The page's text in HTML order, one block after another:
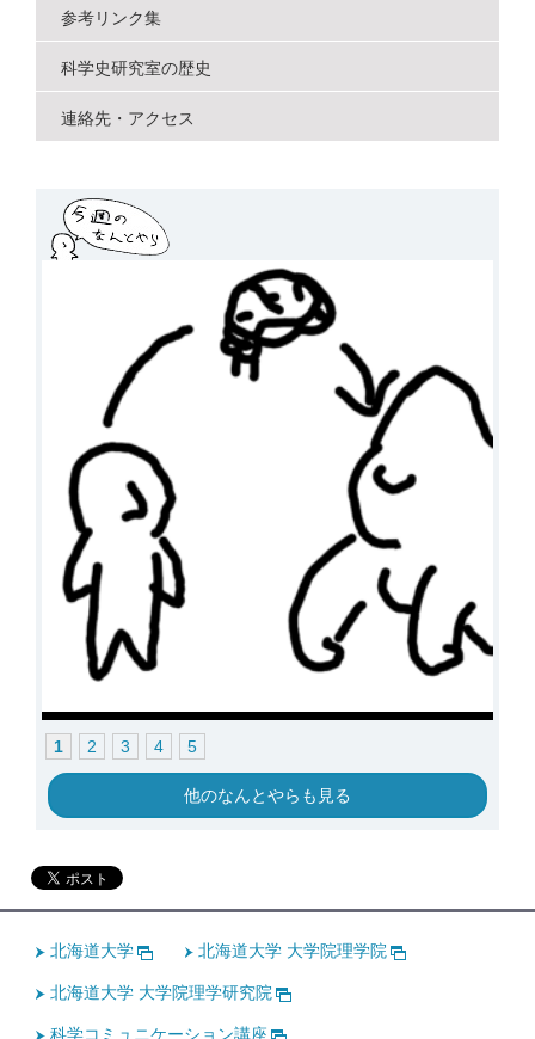
参考リンク集
科学史研究室の歴史
連絡先・アクセス
1 2 3 4 5
他のなんとやらも見る
北海道大学 北海道大学 大学院理学院
北海道大学 大学院理学研究院
科学コミュニケーション講座